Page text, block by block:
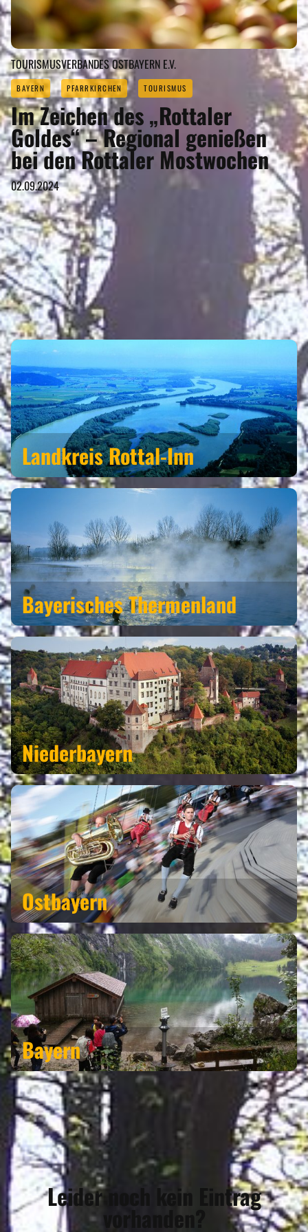
TOURISMUSVERBANDES OSTBAYERN E.V.
BAYERN PFARRKIRCHEN TOURISMUS
Im Zeichen des „Rottaler
Goldes“ – Regional genießen
bei den Rottaler Mostwochen
02.09.2024
PFARRKIRCHEN GEHÖRT ZU DEN
REGIONEN
Landkreis Rottal-Inn
Bayerisches Thermenland
Niederbayern
Ostbayern
Bayern
Leider noch kein Eintrag
vorhanden?